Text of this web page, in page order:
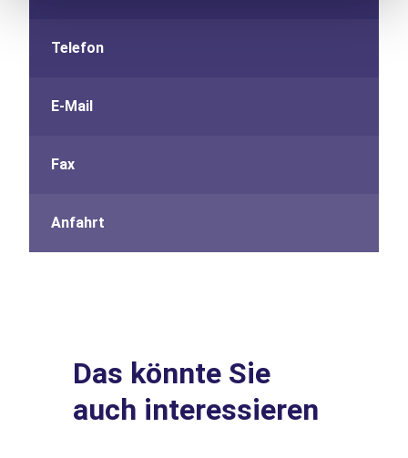
Telefon
E-Mail
Fax
Anfahrt
Das könnte Sie
auch interessieren